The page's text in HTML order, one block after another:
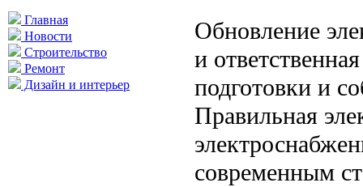
Главная
Новости
Строительство
Ремонт
Дизайн и интерьер
Обновление
и
подготовки и
Правильная
современным